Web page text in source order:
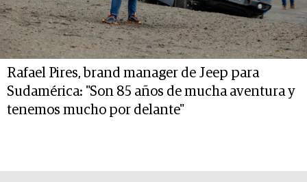
Rafael Pires, brand manager de Jeep para
Sudamérica: "Son 85 años de mucha aventura y
tenemos mucho por delante"